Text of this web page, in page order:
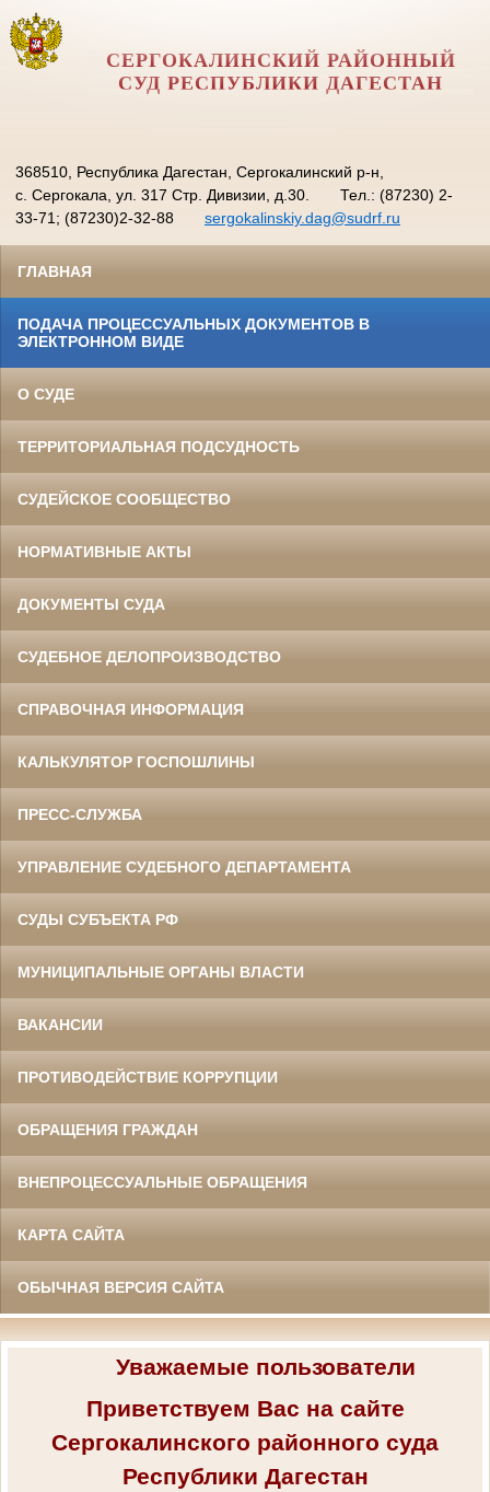
СЕРГОКАЛИНСКИЙ РАЙОННЫЙ
СУД РЕСПУБЛИКИ ДАГЕСТАН
368510, Республика Дагестан, Сергокалинский р-н,
с. Сергокала, ул. 317 Стр. Дивизии, д.30.
Тел.: (87230) 2-
33-71; (87230)2-32-88
sergokalinskiy.dag@sudrf.ru
ГЛАВНАЯ
ПОДАЧА ПРОЦЕССУАЛЬНЫХ ДОКУМЕНТОВ В
ЭЛЕКТРОННОМ ВИДЕ
О СУДЕ
ТЕРРИТОРИАЛЬНАЯ ПОДСУДНОСТЬ
СУДЕЙСКОЕ СООБЩЕСТВО
НОРМАТИВНЫЕ АКТЫ
ДОКУМЕНТЫ СУДА
СУДЕБНОЕ ДЕЛОПРОИЗВОДСТВО
СПРАВОЧНАЯ ИНФОРМАЦИЯ
КАЛЬКУЛЯТОР ГОСПОШЛИНЫ
ПРЕСС-СЛУЖБА
УПРАВЛЕНИЕ СУДЕБНОГО ДЕПАРТАМЕНТА
СУДЫ СУБЪЕКТА РФ
МУНИЦИПАЛЬНЫЕ ОРГАНЫ ВЛАСТИ
ВАКАНСИИ
ПРОТИВОДЕЙСТВИЕ КОРРУПЦИИ
ОБРАЩЕНИЯ ГРАЖДАН
ВНЕПРОЦЕССУАЛЬНЫЕ ОБРАЩЕНИЯ
КАРТА САЙТА
ОБЫЧНАЯ ВЕРСИЯ САЙТА
Уважаемые пользователи
Приветствуем Вас на сайте
Сергокалинского районного суда
Республики Дагестан